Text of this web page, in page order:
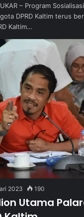
– Program
DPRD Kaltim terus
Kaltim…
2023 190
Utama